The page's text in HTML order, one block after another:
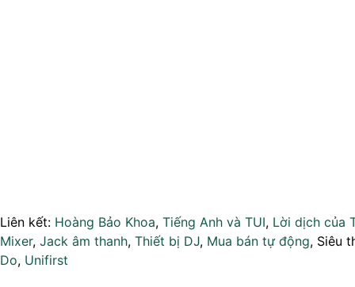
Liên kết: Hoàng Bảo Khoa, Tiếng Anh và TUI, Lời dịch của
Mixer, Jack âm thanh, Thiết bị DJ, Mua bán tự động, Siêu
Do, Unifirst